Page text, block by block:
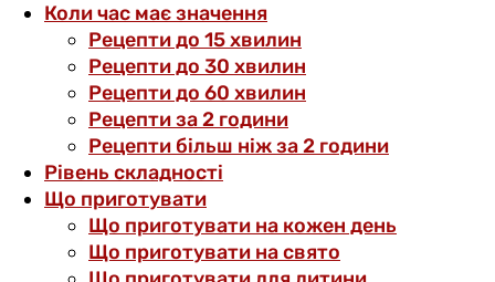
Коли час має значення
Рецепти до 15 хвилин
Рецепти до 30 хвилин
Рецепти до 60 хвилин
Рецепти за 2 години
Рецепти більш ніж за 2 години
Рівень складності
Що приготувати
Що приготувати на кожен день
Що приготувати на свято